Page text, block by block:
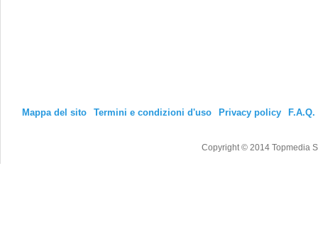
Mappa del sito Termini e condizioni d'uso Privacy policy F.A.Q.
Copyright © 2014 Topmedia